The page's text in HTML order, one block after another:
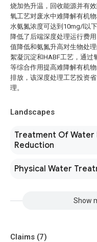
烧加热升温，回收能源并有
氧工艺对废水中难降解有机
水氨氮浓度可达到10mg/l以
降低了后端深度处理运行费
值降低和氨氮升高对生物处
絮凝沉淀和HABF工艺，通过
等综合作用提高难降解有机
排放，该深度处理工艺投资
理。
Landscapes
Treatment Of Water
Reduction
Physical Water
Show
Claims (7)